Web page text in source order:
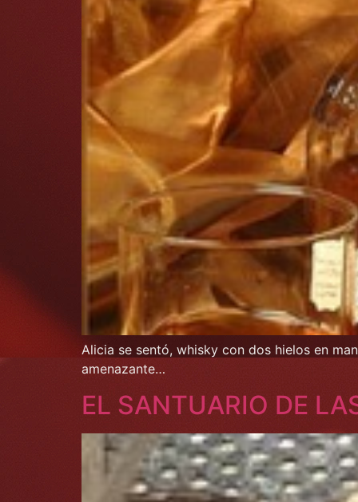
Alicia se sentó, whisky con dos hielos en
amenazante…
EL SANTUARIO DE